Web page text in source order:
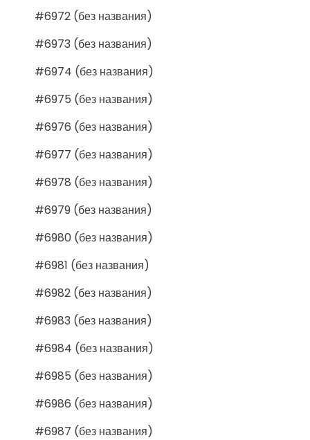
#6972 (без названия)
#6973 (без названия)
#6974 (без названия)
#6975 (без названия)
#6976 (без названия)
#6977 (без названия)
#6978 (без названия)
#6979 (без названия)
#6980 (без названия)
#6981 (без названия)
#6982 (без названия)
#6983 (без названия)
#6984 (без названия)
#6985 (без названия)
#6986 (без названия)
#6987 (без названия)